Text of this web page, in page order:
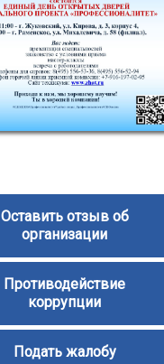
Оставить отзыв об
организации
Противодействие
коррупции
Подать жалобу